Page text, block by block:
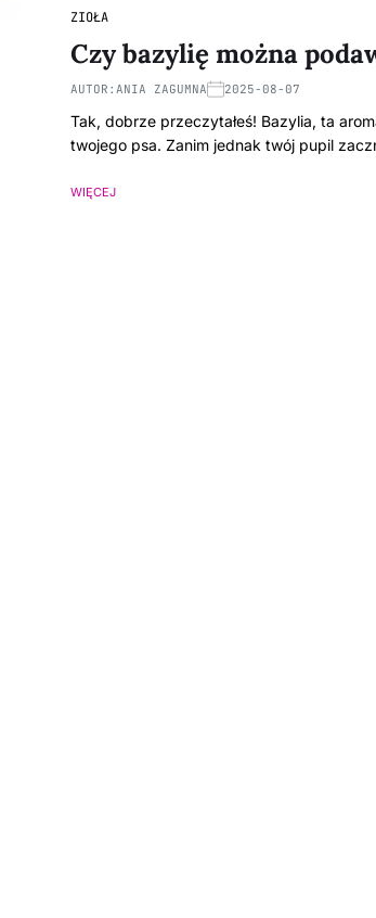
ZIOŁA
Czy bazylię można
AUTOR: ANIA ZAGUMNA 2025-08-07
Tak, dobrze przeczytałeś! Bazylia, ta
twojego psa. Zanim jednak twój pupil
WIĘCEJ